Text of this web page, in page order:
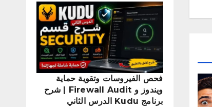
فحص الفيروسات وتقوية حماية
ويندوز و Firewall Audit | شرح
برنامج Kudu الدرس الثاني